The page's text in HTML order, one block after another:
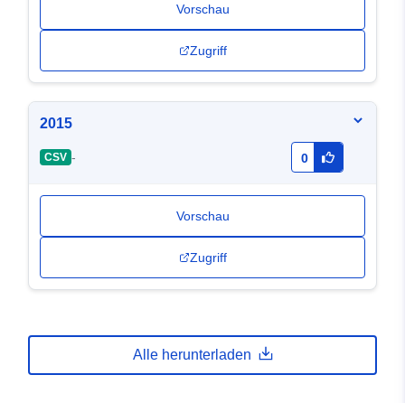
Vorschau
Zugriff
2015
CSV - 0
Vorschau
Zugriff
Alle herunterladen